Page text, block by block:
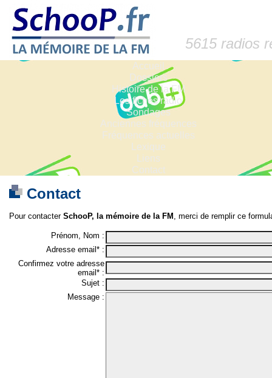
5615 radios
Accueil
Dossiers
Histoire de la FM
Les fiches radio
Sondages
Anciennes fréquences
Fréquences actuelles
Lexique
Liens
Contact
Contact
Pour contacter SchooP, la mémoire de la FM , merci de remplir ce
Prénom, Nom :
Adresse email* :
Confirmez votre adresse
email* :
Sujet :
Message :